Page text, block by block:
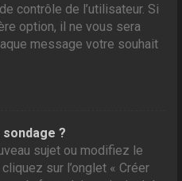
contrôle de l’utilisateur. Si
option, il ne vous sera
message votre souhait
?
sujet ou modifiez le
sur l’onglet « Créer